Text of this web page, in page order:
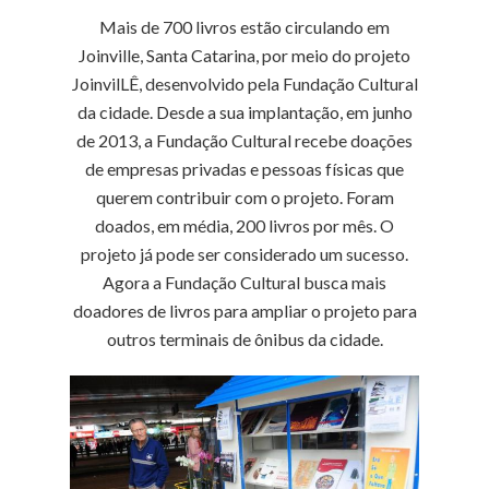
Mais de 700 livros estão circulando em
Joinville, Santa Catarina, por meio do projeto
JoinvilLÊ, desenvolvido pela Fundação Cultural
da cidade. Desde a sua implantação, em junho
de 2013, a Fundação Cultural recebe doações
de empresas privadas e pessoas físicas que
querem contribuir com o projeto. Foram
doados, em média, 200 livros por mês. O
projeto já pode ser considerado um sucesso.
Agora a Fundação Cultural busca mais
doadores de livros para ampliar o projeto para
outros terminais de ônibus da cidade.